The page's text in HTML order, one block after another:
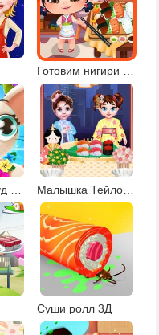
Малышка Тейлор: День японских девочек
Суши ролл 3Д